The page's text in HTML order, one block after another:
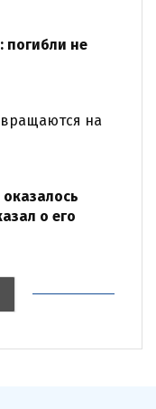
погибли не
на
о его